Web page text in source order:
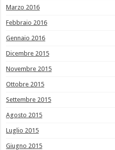
Marzo 2016
Febbraio 2016
Gennaio 2016
Dicembre 2015
Novembre 2015
Ottobre 2015
Settembre 2015
Agosto 2015
Luglio 2015
Giugno 2015